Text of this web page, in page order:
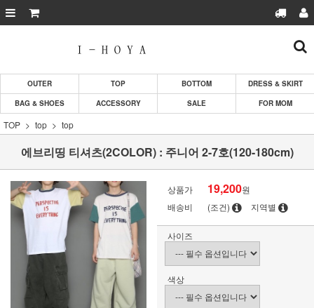
OUTER TOP BOTTOM
DRESS & SKIRT
BAG & SHOES
ACCESSORY SALE FOR MOM
TOP top top
에브리띵 티셔츠(2COLOR) : 주니어 2-7호(120-180cm)
상품가 19,200원
배송비
(조건) 지역별
사이즈
색상